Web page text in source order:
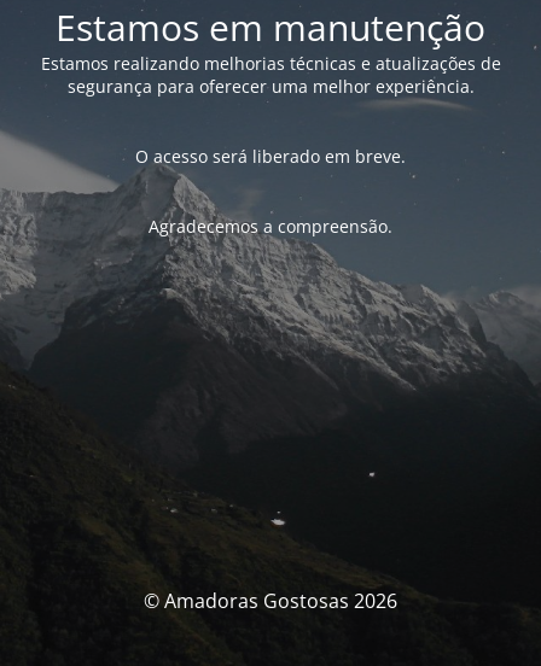
Estamos em manutenção
Estamos realizando melhorias técnicas e atualizações de
segurança para oferecer uma melhor experiência.
O acesso será liberado em breve.
Agradecemos a compreensão.
© Amadoras Gostosas 2026